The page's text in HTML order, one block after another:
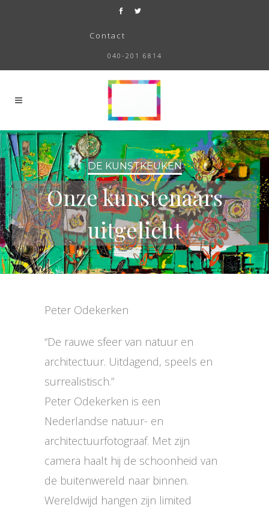
Contact
040-201 6814
DE KUNSTKEUKEN
Onze kunstenaars
uitgelicht
Peter Odekerken
“De rauwe sfeer van natuur en
architectuur. Uitdagend, speels en
surrealistisch.”
Peter Odekerken is een
Nederlandse natuur- en
architectuurfotograaf. Met zijn
camera haalt hij de schoonheid van
de buitenwereld naar binnen.
Wereldwijd hangen zijn limited